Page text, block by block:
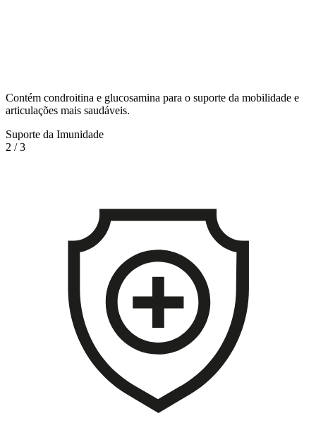
Contém condroitina e glucosamina para o suporte da mobilidade e
articulações mais saudáveis.
Suporte da Imunidade
2 /3